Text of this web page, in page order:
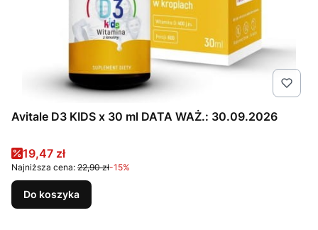
Avitale D3 KIDS x 30 ml DATA WAŻ.: 30.09.2026
Cena promocyjna
19,47 zł
Najniższa cena: 22,90 zł-15%
Do koszyka